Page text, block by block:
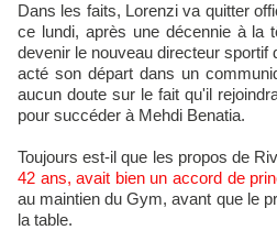
Dans les faits, Lorenzi va quitter
ce lundi, après une décennie à la
devenir le nouveau directeur sportif
acté son départ dans un
aucun doute sur le fait qu'il
pour succéder à Mehdi Benatia.
Toujours est-il que les propos de
42 ans, avait bien un accord de
au maintien du Gym, avant que le
la table.